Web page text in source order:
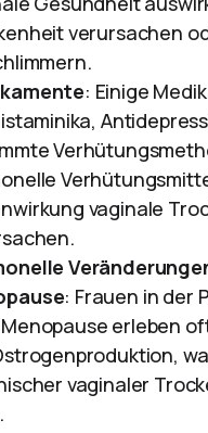
verursachen
: Einige
vaginale
: Frauen in der
erleben
vaginaler